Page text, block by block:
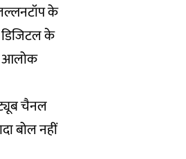
के
डिजिटल के
आलोक
चैनल
बोल नहीं